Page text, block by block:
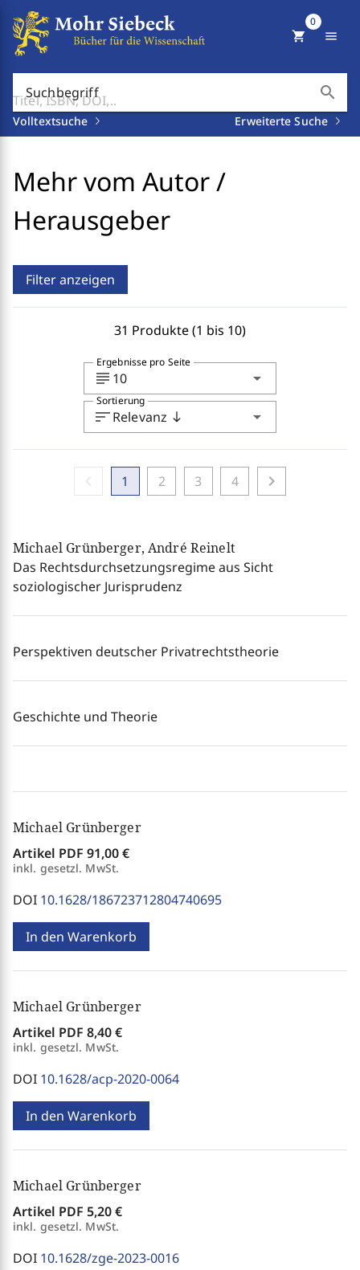
Suchbegriff search
Volltextsuche Erweiterte Suche
shopping_cart
0
menu
Mehr vom Autor /
Herausgeber
Filter anzeigen
31 Produkte (1 bis 10)
subject 10 arrow_drop_down
Ergebnisse pro Seite
sortRelevanz south arrow_drop_down
Sortierung
1 2 3 4 chevron_right
Michael Grünberger, André Reinelt
Das Rechtsdurchsetzungsregime aus Sicht
soziologischer Jurisprudenz
Perspektiven deutscher Privatrechtstheorie
Geschichte und Theorie
Michael Grünberger
Artikel PDF 91,00 €
inkl. gesetzl. MwSt.
DOI 10.1628/186723712804740695
In den Warenkorb
Michael Grünberger
Artikel PDF 8,40 €
inkl. gesetzl. MwSt.
DOI 10.1628/acp-2020-0064
In den Warenkorb
Michael Grünberger
Artikel PDF 5,20 €
inkl. gesetzl. MwSt.
DOI 10.1628/zge-2023-0016